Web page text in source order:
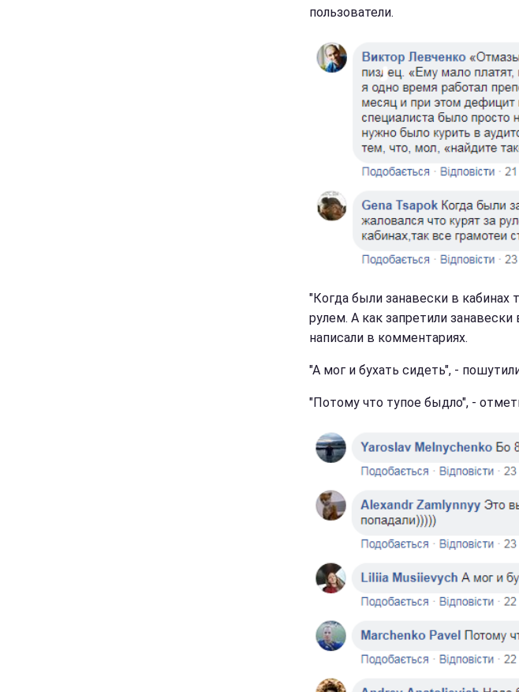
пользователи.
"Когда были занавески в кабинах
рулем. А как запретили занавески
написали в комментариях.
"А мог и бухать сидеть", -
"Потому что тупое быдло", -